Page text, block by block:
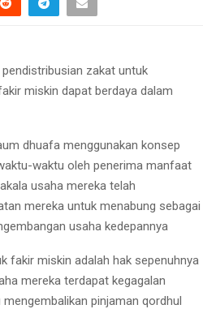
zakat untuk
miskin dapat berdaya dalam
dhuafa menggunakan konsep
waktu oleh penerima manfaat
usaha mereka telah
mereka untuk menabung sebagai
usaha kedepannya
fakir miskin adalah hak sepenuhnya
mereka terdapat kegagalan
pinjaman qordhul